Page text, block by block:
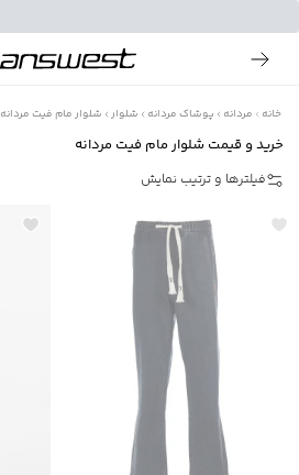
خانه مردانه پوشاک مردانه شلوار شلوار مام فیت مردانه
خرید و قیمت شلوار مام فیت مردانه
فیلترها و ترتیب نمایش